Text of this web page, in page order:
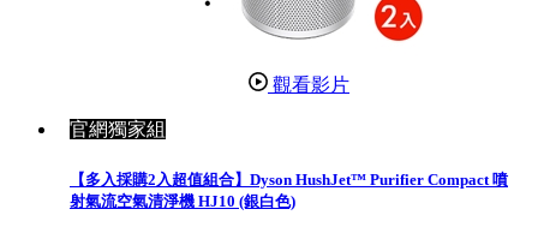
觀看影片
官網獨家組
【多入採購2入超值組合】Dyson HushJet™ Purifier Compact 噴
射氣流空氣清淨機 HJ10 (銀白色)